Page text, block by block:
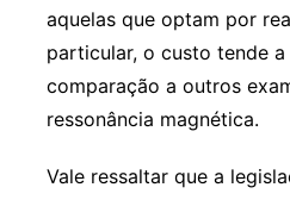
aquelas que optam por
particular, o custo tende
comparação a outros
ressonância magnética.
Vale ressaltar que a